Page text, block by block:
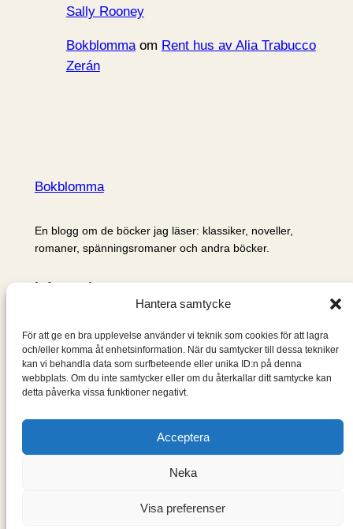
Hantera samtycke
För att ge en bra upplevelse använder vi teknik som cookies för att lagra
och/eller komma åt enhetsinformation. När du samtycker till dessa tekniker
kan vi behandla data som surfbeteende eller unika ID:n på denna
webbplats. Om du inte samtycker eller om du återkallar ditt samtycke kan
detta påverka vissa funktioner negativt.
Acceptera
Neka
Visa preferenser
Sally Rooney
Bokblommaom Rent hus av Alia Trabucco
Zerán
Bokblomma
En blogg om de böcker jag läser: klassiker, noveller,
romaner, spänningsromaner och andra böcker.
Information
Om mig & om bloggen
S
ö
k
WordPress